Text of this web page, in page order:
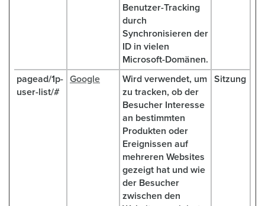
Benutzer-Tracking
durch
Synchronisieren der
ID in vielen
Microsoft-Domänen.
pagead/1p-
user-list/#
Google
Wird verwendet, um
zu tracken, ob der
Besucher Interesse
an bestimmten
Produkten oder
Ereignissen auf
mehreren Websites
gezeigt hat und wie
der Besucher
zwischen den
Sitzung